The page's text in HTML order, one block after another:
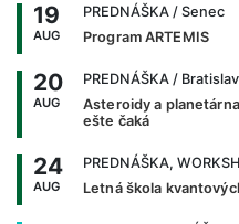
19
AUG
PREDNÁŠKA / Senec
Program ARTEMIS
20
AUG
PREDNÁŠKA /
Asteroidy a
ešte čaká
24
AUG
PREDNÁŠKA,
Letná škola